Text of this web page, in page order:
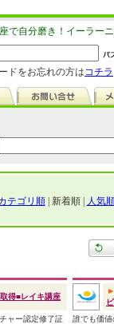
で自分磨き！イーラー
ドをお忘れの方はコチラ
テゴリ順| 新着順 | 人気
得■レイキ講座
ャー認定修了証
誰でも価